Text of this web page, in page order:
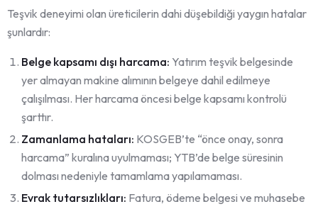
Teşvik deneyimi olan üreticilerin dahi düşebildiği yaygın hatalar
şunlardır:
Belge kapsamı dışı harcama: Yatırım teşvik belgesinde
yer almayan makine alımının belgeye dahil edilmeye
çalışılması. Her harcama öncesi belge kapsamı kontrolü
şarttır.
Zamanlama hataları: KOSGEB’te “önce onay, sonra
harcama” kuralına uyulmaması; YTB’de belge süresinin
dolması nedeniyle tamamlama yapılamaması.
Evrak tutarsızlıkları: Fatura, ödeme belgesi ve muhasebe